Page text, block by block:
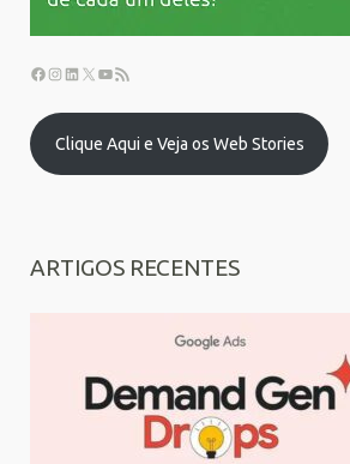
Clique Aqui e Veja os Web Stories
ARTIGOS RECENTES